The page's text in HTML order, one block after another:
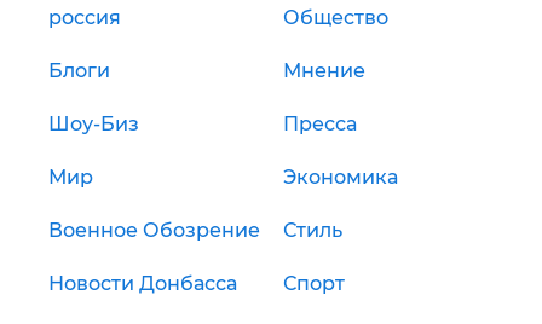
россия Общество
Блоги Мнение
Шоу-Биз Пресса
Мир Экономика
Военное Обозрение Стиль
Новости Донбасса Спорт